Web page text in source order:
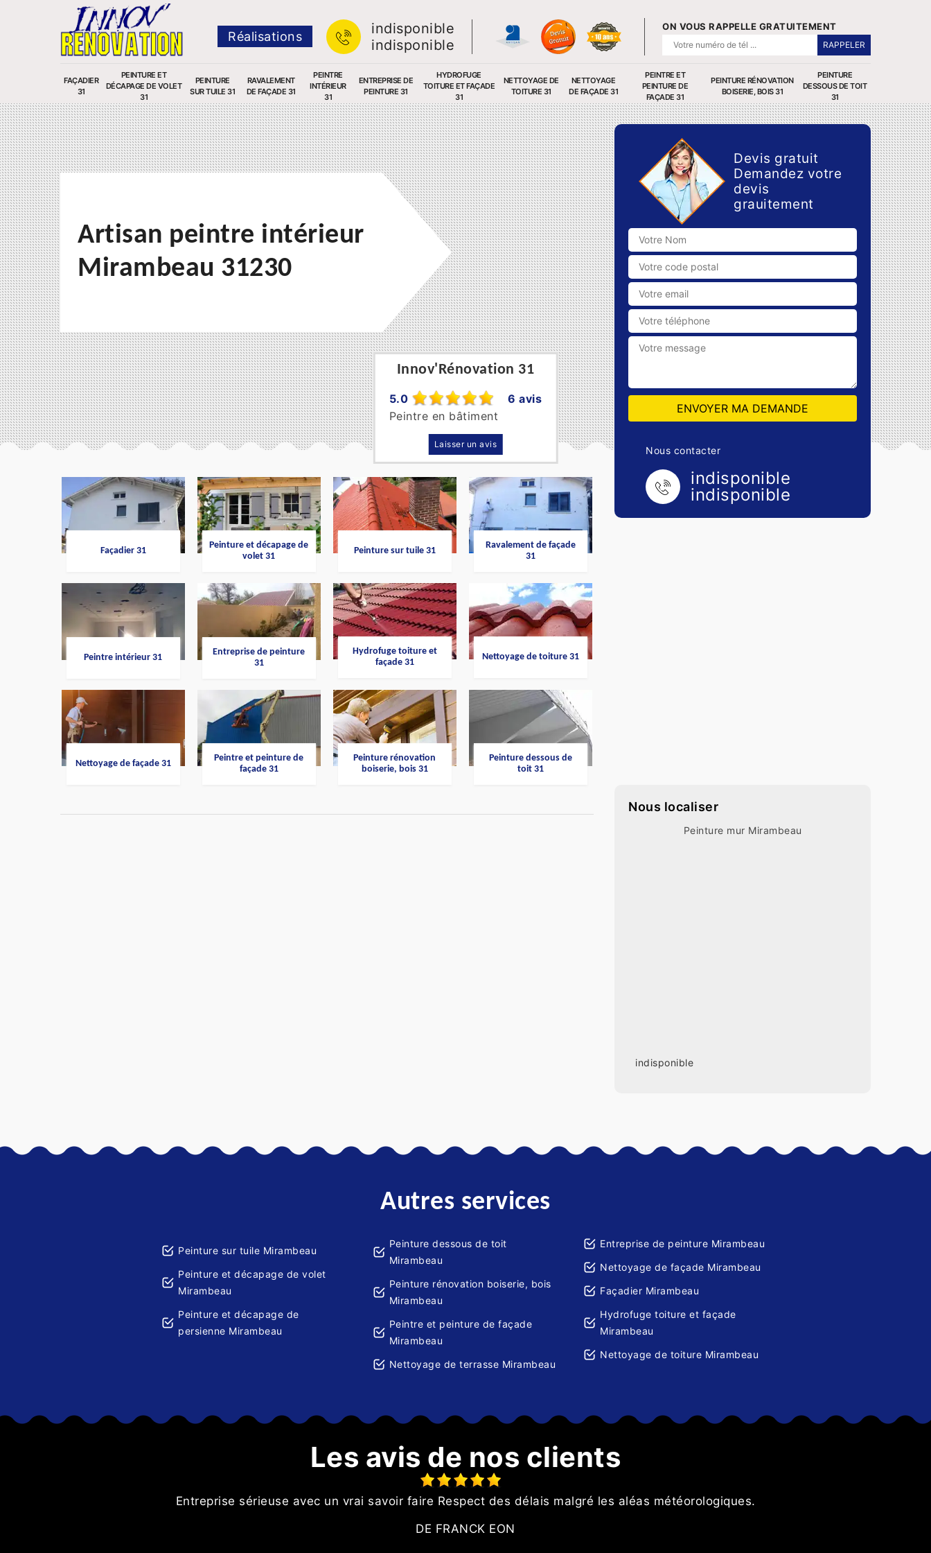
Réalisations
indisponible
indisponible
ON VOUS RAPPELLE GRATUITEMENT
FAÇADIER
31
PEINTURE ET
DÉCAPAGE DE VOLET
31
PEINTURE
SUR TUILE 31
RAVALEMENT
DE FAÇADE 31
PEINTRE
INTÉRIEUR
31
ENTREPRISE DE
PEINTURE 31
HYDROFUGE
TOITURE ET FAÇADE
31
NETTOYAGE DE
TOITURE 31
NETTOYAGE
DE FAÇADE 31
PEINTRE ET
PEINTURE DE
FAÇADE 31
PEINTURE RÉNOVATION
BOISERIE, BOIS 31
PEINTURE
DESSOUS DE TOIT
31
Innov'Rénovation 31
5.0
6 avis
Peintre en bâtiment
Laisser un avis
Artisan peintre intérieur
Mirambeau 31230
Façadier 31
Peinture et décapage de
volet 31
Peinture sur tuile 31
Ravalement de façade
31
Peintre intérieur 31
Entreprise de peinture
31
Hydrofuge toiture et
façade 31
Nettoyage de toiture 31
Nettoyage de façade 31
Peintre et peinture de
façade 31
Peinture rénovation
boiserie, bois 31
Peinture dessous de
toit 31
Devis gratuit
Demandez votre
devis
grauitement
Nous contacter
indisponible
indisponible
Nous localiser
Peinture mur Mirambeau
indisponible
Autres services
Peinture sur tuile Mirambeau
Peinture et décapage de volet
Mirambeau
Peinture et décapage de
persienne Mirambeau
Peinture dessous de toit
Mirambeau
Peinture rénovation boiserie, bois
Mirambeau
Peintre et peinture de façade
Mirambeau
Nettoyage de terrasse Mirambeau
Entreprise de peinture Mirambeau
Nettoyage de façade Mirambeau
Façadier Mirambeau
Hydrofuge toiture et façade
Mirambeau
Nettoyage de toiture Mirambeau
Les avis de nos clients
Entreprise sérieuse avec un vrai savoir faire Respect des délais malgré les aléas météorologiques.
DE FRANCK EON